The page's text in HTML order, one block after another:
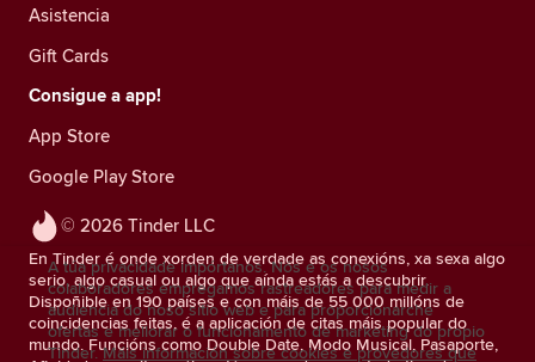
© 2026 Tinder LLC
En Tinder é onde xorden de verdade as conexións, xa sexa algo
serio, algo casual ou algo que aínda estás a descubrir.
Dispoñible en 190 países e con máis de 55 000 millóns de
coincidencias feitas, é a aplicación de citas máis popular do
mundo. Funcións como Double Date, Modo Musical, Pasaporte,
Asistencia
Gift Cards
Consigue a app!
App Store
Google Play Store
A túa privacidade impórtanos. Nós e os nosos
colaboradores empregamos rastreadores para medir a
audiencia do noso sitio web e para proporcionarche
ofertas e mellorar o funcionamento de marketing do propio
Tinder. Máis información sobre cookies e provedores que